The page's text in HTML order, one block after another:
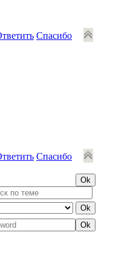
Спасибо
Спасибо